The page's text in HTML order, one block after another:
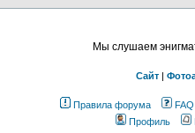
Мы слушаем
Сайт |
Правила форума FAQ
Профиль